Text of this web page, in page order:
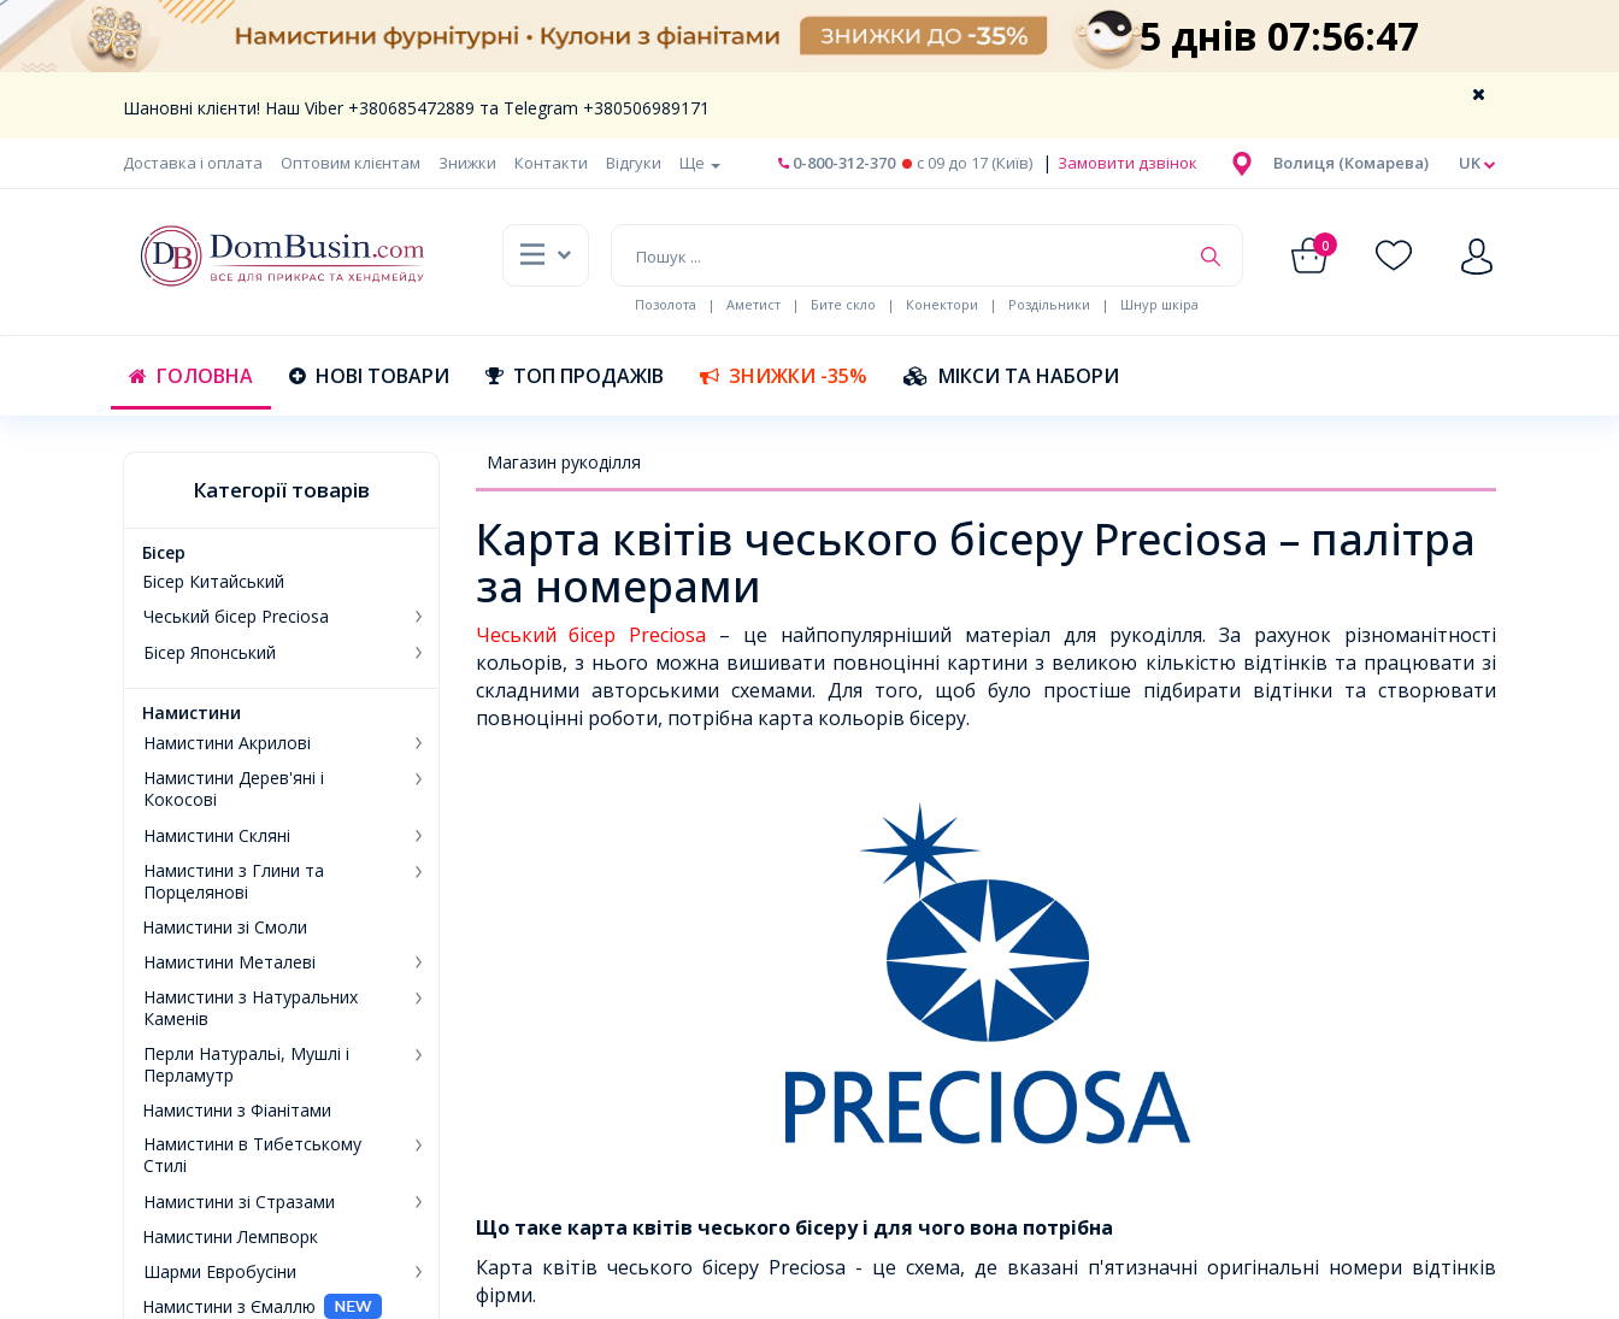
5 днів 07:56:46
Шановні клієнти! Наш Viber +380685472889 та Telegram +380506989171
Доставка і оплата Оптовим клієнтам Знижки Контакти Відгуки Ще UK
Волиця (Комарева)
0-800-312-370 c 09 до 17 (Київ) | Замовити дзвінок
0
Позолота | Аметист | Бите скло | Конектори | Роздільники | Шнур шкіра
ГОЛОВНА НОВІ ТОВАРИ ТОП ПРОДАЖІВ ЗНИЖКИ -35% МІКСИ ТА НАБОРИ
Категорії товарів
Бісер
Бісер Китайський
Чеський бісер Preciosa
Бісер Японський
Намистини
Намистини Акрилові
Намистини Дерев'яні і
Кокосові
Намистини Скляні
Намистини з Глини та
Порцелянові
Намистини зі Смоли
Намистини Металеві
Намистини з Натуральних
Каменів
Перли Натуральі, Мушлі і
Перламутр
Намистини з Фіанітами
Намистини в Тибетському
Стилі
Намистини зі Стразами
Намистини Лемпворк
Шарми Евробусіни
Намистини з Ємаллю
Магазин рукоділля
Карта квітів чеського бісеру Preciosa – палітра
за номерами
Чеський бісер Preciosa – це найпопулярніший матеріал для рукоділля. За рахунок різноманітності
кольорів, з нього можна вишивати повноцінні картини з великою кількістю відтінків та працювати зі
складними авторськими схемами. Для того, щоб було простіше підбирати відтінки та створювати
повноцінні роботи, потрібна карта кольорів бісеру.
Що таке карта квітів чеського бісеру і для чого вона потрібна
Карта квітів чеського бісеру Preciosa - це схема, де вказані п'ятизначні оригінальні номери відтінків
фірми.